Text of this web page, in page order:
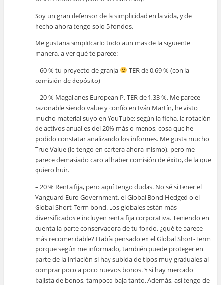
Soy un gran defensor de la simplicidad en la vida, y de
hecho ahora tengo solo 5 fondos.
Me gustaría simplifcarlo todo aún más de la siguiente
manera, a ver qué te parece:
– 60 % tu proyecto de granja
TER de 0,69 % (con la
comisión de depósito)
– 20 % Magallanes European P, TER de 1,33 %. Me parece
razonable siendo value y confío en Iván Martín, he visto
mucho material suyo en YouTube; según la ficha, la rotación
de activos anual es del 20% más o menos, cosa que he
podido constatar analizando los informes. Me gusta mucho
True Value (lo tengo en cartera ahora mismo), pero me
parece demasiado caro al haber comisión de éxito, de la que
quiero huir.
– 20 % Renta fija, pero aquí tengo dudas. No sé si tener el
Vanguard Euro Government, el Global Bond Hedged o el
Global Short-Term bond. Los globales están más
diversificados e incluyen renta fija corporativa. Teniendo en
cuenta la parte conservadora de tu fondo, ¿qué te parece
más recomendable? Había pensado en el Global Short-Term
porque según me informado, también puede proteger en
parte de la inflación si hay subida de tipos muy graduales al
comprar poco a poco nuevos bonos. Y si hay mercado
bajista de bonos, tampoco baja tanto. Además, así tengo de